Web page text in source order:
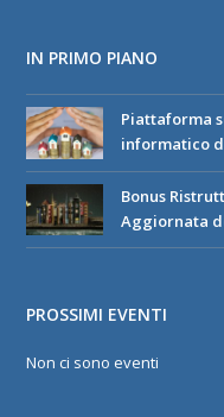
IN PRIMO PIANO
Piattaforma
informatico
Bonus
Aggiornata
PROSSIMI EVENTI
Non ci sono eventi